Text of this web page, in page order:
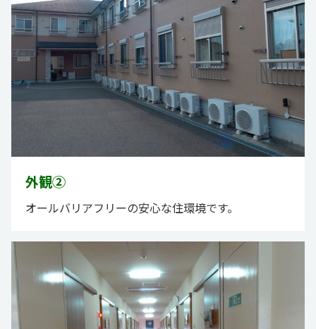
外観②
オールバリアフリーの安心な住環境です。